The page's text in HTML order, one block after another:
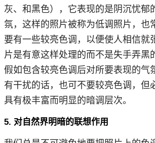
灰、和黑色），它表现的是阴沉忧郁
氛，这样的照片被称为低调照片，也
要有一些较亮色调，以便使人相信就
片是有意这样处理的而不是失手弄黑
假如包含较亮色调后对所要表现的气
有干扰的话，也可不要较亮色调，但
具有极丰富而明显的暗调层次。
5. 对自然界明暗的联想作用